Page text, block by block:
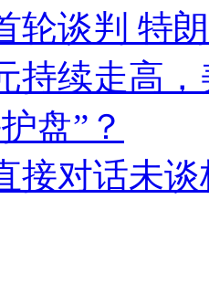
轮谈判 特
持续走高
盘”？
接对话未